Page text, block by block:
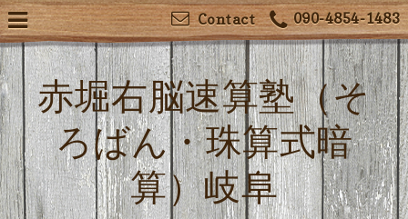
090-4854-1483
Contact
赤堀右脳速算塾（そ
ろばん・珠算式暗
算）岐阜